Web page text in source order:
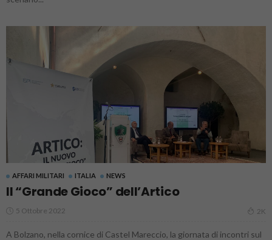
AFFARI MILITARI ITALIA NEWS
Il “Grande Gioco” dell’Artico
5 Ottobre 2022 2K
A Bolzano, nella cornice di Castel Mareccio, la giornata di incontri sul